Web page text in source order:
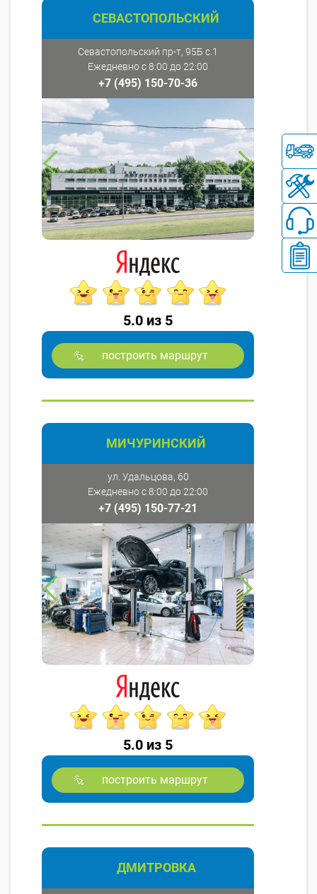
СЕВАСТОПОЛЬСКИЙ
Севастопольский пр-т, 95Б с.1
Ежедневно с 8:00 до 22:00
+7 (495) 150-70-36
5.0 из 5
построить маршрут
МИЧУРИНСКИЙ
ул. Удальцова, 60
Ежедневно с 8:00 до 22:00
+7 (495) 150-77-21
5.0 из 5
построить маршрут
ДМИТРОВКА